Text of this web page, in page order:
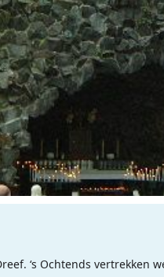
‘s Ochtends vertrekken